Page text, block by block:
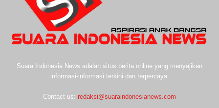
Suara Indonesia News adalah situs berita online yang menyajikan
informasi-informasi terkini dan terpercaya.
Contact us: redaksi@suaraindonesianews.com